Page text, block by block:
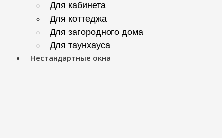
Для кабинета
Для коттеджа
Для загородного дома
Для таунхауса
Нестандартные окна